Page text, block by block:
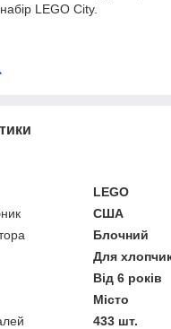
LEGO City.
LEGO
США
Блочний
Для
Від 6 років
Місто
433 шт.